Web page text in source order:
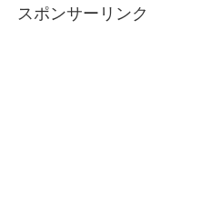
スポンサーリンク